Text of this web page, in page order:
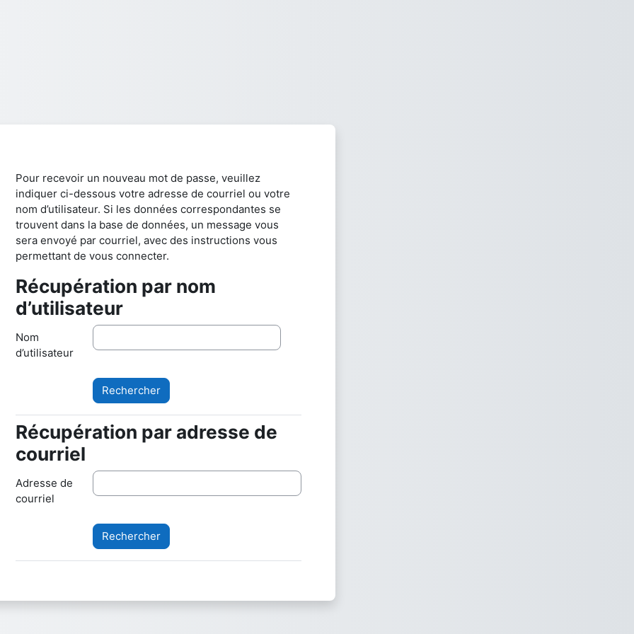
Pour recevoir un nouveau mot de passe, veuillez
indiquer ci-dessous votre adresse de courriel ou votre
nom d’utilisateur. Si les données correspondantes se
trouvent dans la base de données, un message vous
sera envoyé par courriel, avec des instructions vous
permettant de vous connecter.
Récupération par nom d’utilisateur
Récupération par nom
d’utilisateur
Nom
d’utilisateur
Récupération par adresse de courriel
Récupération par adresse de
courriel
Adresse de
courriel